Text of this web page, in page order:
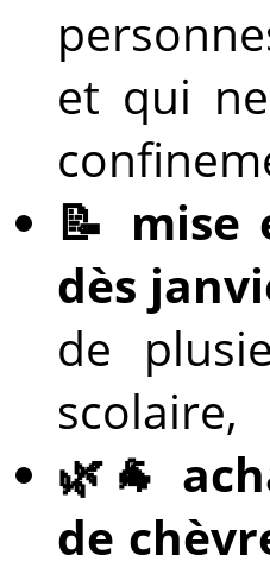
et qui
📝 mise
dès
de
scolaire,
🌿🐐
de